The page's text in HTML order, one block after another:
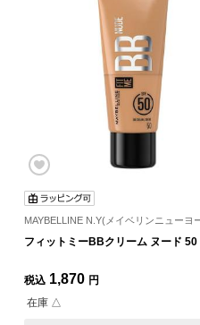
MAYBELLINE N.Y(メイベリンニューヨ
フィットミーBBクリーム ヌード 50
税込 1,870 円
在庫 △